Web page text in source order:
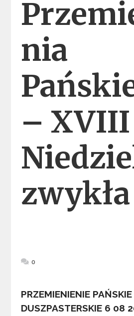
nia
– XVIII
zwykła
0
PRZEMIENIENIE
DUSZPASTERSKIE 6 08